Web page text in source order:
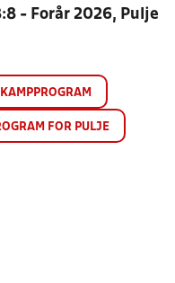
- Forår 2026, Pulje
KAMPPROGRAM
FOR PULJE